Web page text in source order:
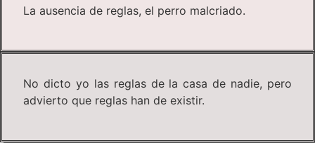
La ausencia de reglas, el perro malcriado.
No dicto yo las reglas de la casa de nadie, pero
advierto que reglas han de existir.